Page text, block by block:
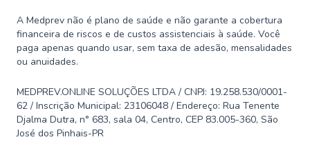
A Medprev não é plano de saúde e não garante a cobertura
financeira de riscos e de custos assistenciais à saúde. Você
paga apenas quando usar, sem taxa de adesão, mensalidades
ou anuidades.
MEDPREV.ONLINE SOLUÇÕES LTDA / CNPJ: 19.258.530/0001-
62 / Inscrição Municipal: 23106048 / Endereço: Rua Tenente
Djalma Dutra, n° 683, sala 04, Centro, CEP 83.005-360, São
José dos Pinhais-PR